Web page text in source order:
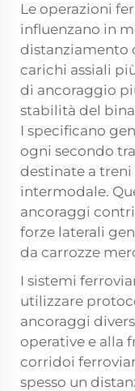
Le operazioni
influenzano in
distanziamento
carichi assiali
di ancoraggio
stabilità del
I specificano
ogni secondo
destinate a
intermodale.
ancoraggi
forze laterali
da carrozze
I sistemi
utilizzare
ancoraggi
operative e alla
corridoi
spesso un